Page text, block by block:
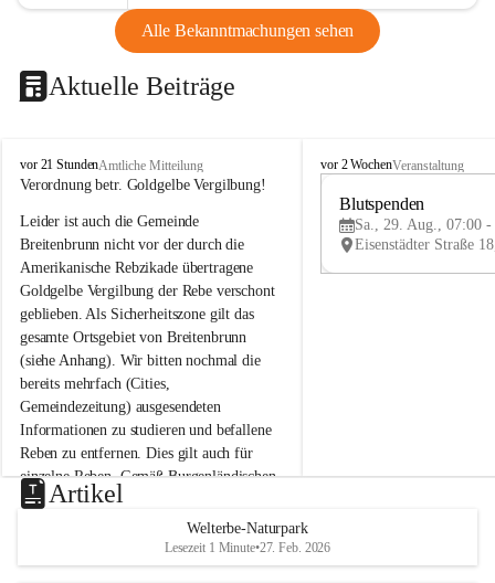
Alle Bekanntmachungen sehen
Aktuelle Beiträge
B
r
i
t
e
n
b
r
u
n
n
a
m
N
e
u
s
d
vor 21 StundenAmtliche Mitteilung
Verordnung betr. Goldgelbe Vergilbung!
Leider ist auch die Gemeinde
Breitenbrunn nicht vor der durch die
Amerikanische Rebzikade übertragene
Goldgelbe Vergilbung der Rebe verschont
geblieben. Als Sicherheitszone gilt das
gesamte Ortsgebiet von Breitenbrunn
(siehe Anhang). Wir bitten nochmal die
bereits mehrfach (Cities,
Gemeindezeitung) ausgesendeten
Informationen zu studieren und befallene
Reben zu entfernen. Dies gilt auch für
einzelne Reben. Gemäß Burgenländischen
Weinbaugesetz sind nicht gepflegte oder
unzulässige Weingärten zu roden! Bitte
helfen wir zusammen um unsere Winzer
vor den prognostizierten Ernteausfällen
B
e
u
e
d
vor 2 WochenVeranstaltung
Blutspenden
Sa., 29. Aug., 07:00 -
Artikel
Welterbe-Naturpark
Lesezeit 1 Minute•27. Feb. 2026